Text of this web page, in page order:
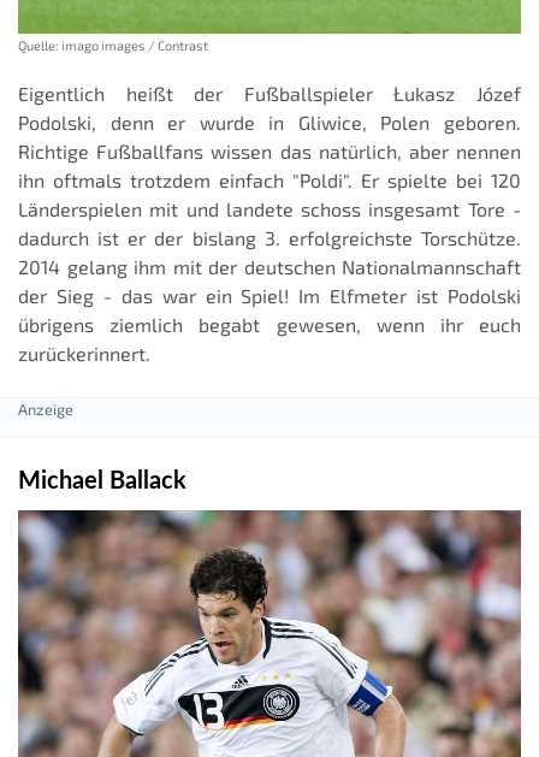
Quelle: imago images / Contrast
Eigentlich heißt der Fußballspieler Łukasz Józef
Podolski, denn er wurde in Gliwice, Polen geboren.
Richtige Fußballfans wissen das natürlich, aber nennen
ihn oftmals trotzdem einfach "Poldi". Er spielte bei 120
Länderspielen mit und landete schoss insgesamt Tore -
dadurch ist er der bislang 3. erfolgreichste Torschütze.
2014 gelang ihm mit der deutschen Nationalmannschaft
der Sieg - das war ein Spiel! Im Elfmeter ist Podolski
übrigens ziemlich begabt gewesen, wenn ihr euch
zurückerinnert.
Michael Ballack